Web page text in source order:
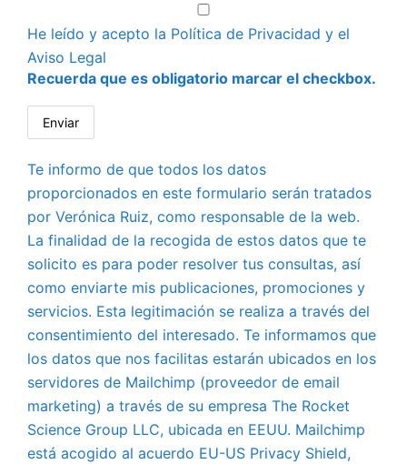
He leído y acepto la Política de Privacidad y el
Aviso Legal
Recuerda que es obligatorio marcar el checkbox.
Te informo de que todos los datos
proporcionados en este formulario serán tratados
por Verónica Ruiz, como responsable de la web.
La finalidad de la recogida de estos datos que te
solicito es para poder resolver tus consultas, así
como enviarte mis publicaciones, promociones y
servicios. Esta legitimación se realiza a través del
consentimiento del interesado. Te informamos que
los datos que nos facilitas estarán ubicados en los
servidores de Mailchimp (proveedor de email
marketing) a través de su empresa The Rocket
Science Group LLC, ubicada en EEUU. Mailchimp
está acogido al acuerdo EU-US Privacy Shield,